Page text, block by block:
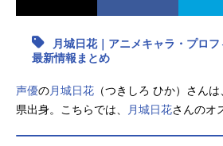
最新記事一覧
アニメ記事一覧 声
月城日花｜アニメキャラ・プロフ
最新情報まとめ
声優の月城日花 （つきしろ ひか）さん
県出身。こちらでは、
月城日花さんのオ